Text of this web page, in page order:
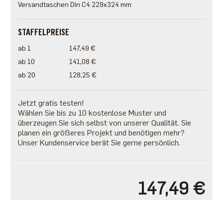
Versandtaschen Din C4 229x324 mm
STAFFELPREISE
ab 1
147,49 €
ab 10
141,08 €
ab 20
128,25 €
Jetzt gratis testen!
Wählen Sie bis zu 10 kostenlose Muster und
überzeugen Sie sich selbst von unserer Qualität. Sie
planen ein größeres Projekt und benötigen mehr?
Unser Kundenservice berät Sie gerne persönlich.
147,49 €